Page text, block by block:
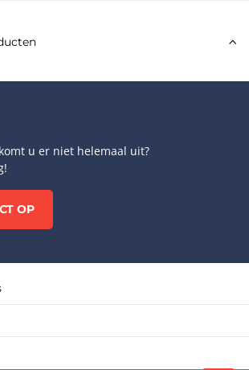
u er niet helemaal uit?
OP